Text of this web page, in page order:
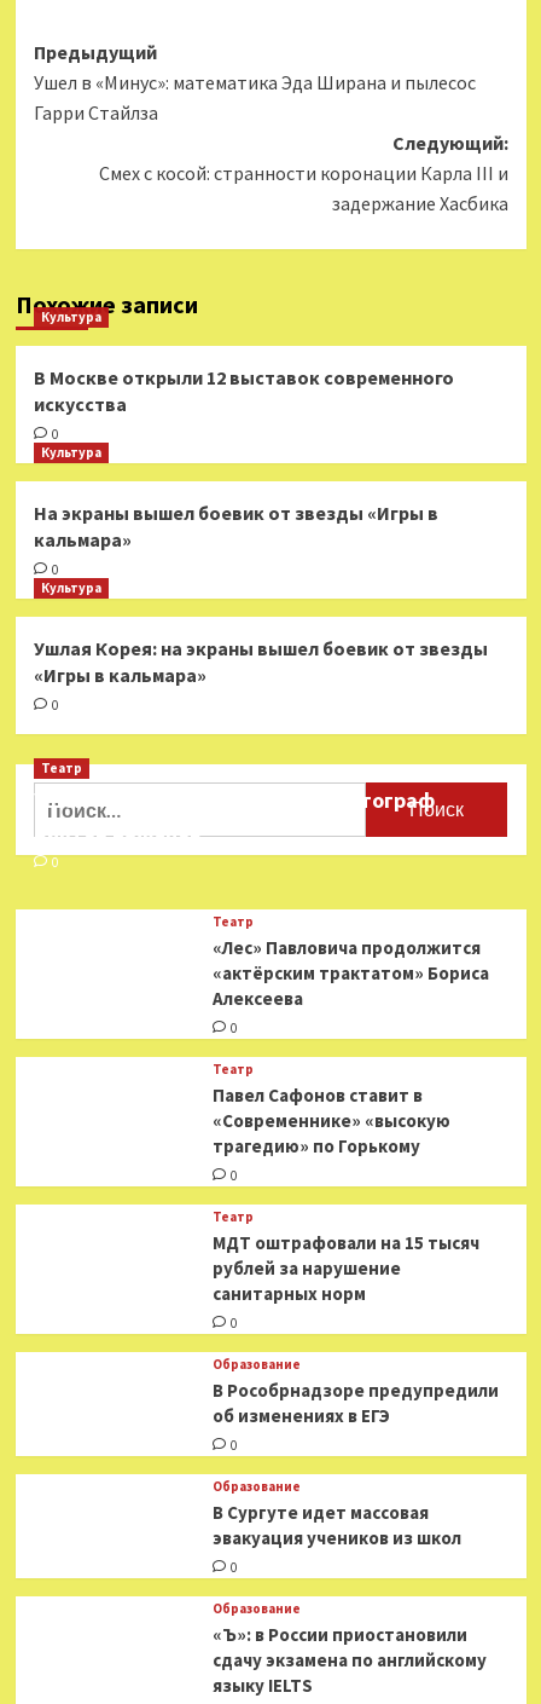
Навигация
записи
Предыдущий
Ушел в «Минус»: математика Эда Ширана и пылесос
Гарри Стайлза
Следующий:
Смех с косой: странности коронации Карла III и
задержание Хасбика
Похожие записи
Культура
В Москве открыли 12 выставок современного
искусства
0
Культура
На экраны вышел боевик от звезды «Игры в
кальмара»
0
Культура
Ушлая Корея: на экраны вышел боевик от звезды
«Игры в кальмара»
0
Найти:
Театр
Ушёл из жизни театральный фотограф
Виктор Баженов
0
Театр
«Лес» Павловича продолжится
«актёрским трактатом» Бориса
Алексеева
0
Театр
Павел Сафонов ставит в
«Современнике» «высокую
трагедию» по Горькому
0
Театр
МДТ оштрафовали на 15 тысяч
рублей за нарушение
санитарных норм
0
Образование
В Рособрнадзоре предупредили
об изменениях в ЕГЭ
0
Образование
В Сургуте идет массовая
эвакуация учеников из школ
0
Образование
«Ъ»: в России приостановили
сдачу экзамена по английскому
языку IELTS